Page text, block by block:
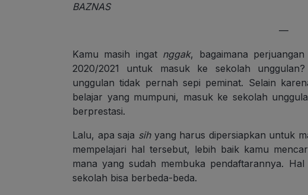
BAZNAS
—
Kamu masih ingat nggak, bagaimana
2020/2021 untuk masuk ke sekolah
unggulan tidak pernah sepi peminat. Selain
belajar yang mumpuni, masuk ke sekolah
berprestasi.
Lalu, apa saja sihyang harus dipersiapkan untuk
mempelajari hal tersebut, lebih baik kamu
mana yang sudah membuka pendaftarannya.
sekolah bisa berbeda-beda.